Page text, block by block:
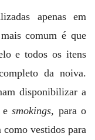
apenas em
comum é que
e todos os itens
da noiva.
disponibilizar a
esmokings, para o
vestidos para